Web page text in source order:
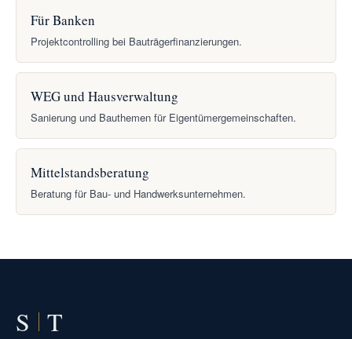
Für Banken
Projektcontrolling bei Bauträgerfinanzierungen.
WEG und Hausverwaltung
Sanierung und Bauthemen für Eigentümergemeinschaften.
Mittelstandsberatung
Beratung für Bau- und Handwerksunternehmen.
S T